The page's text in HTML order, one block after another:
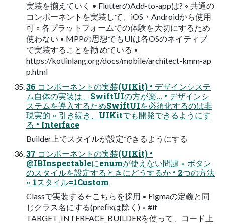
実装を揃えていく • FlutterのAdd-to-appは? ◦ 共通の
コンポーネントを実装して、iOS・Androidから使用
可 ◦ 各プラットフォームでの体験を大切にするため
使わない ▪ MPPの思想でもUIは各OSのネイティブ
で実装することを勧 めている ▪
https://kotlinlang.org/docs/mobile/architect-kmm-ap
p.html
36 コンポーネントの実装(UIKit) • デザインシステ
ム自体の実装は、SwiftUIの方が楽... • デザインシ
ステムを導入するためSwiftUIを必須化するのは非
現実的 ◦ 引き続き、UIKitでも開発できるようにす
る • Interface
Builder上でスタイルが設定できるようにする
37 コンポーネントの実装(UIKit) •
@IBInspectableにenumが使えない問題 ◦ ボタン
のスタイルを設定するときにどうするか • 2つの方法
◦ 1スタイル=1Custom
Classで実装する←こちらを採用 ▪ Figmaの定義と同
じクラス名にする(preﬁxは除く) ◦ #if
TARGET_INTERFACE_BUILDERを使って、コード上